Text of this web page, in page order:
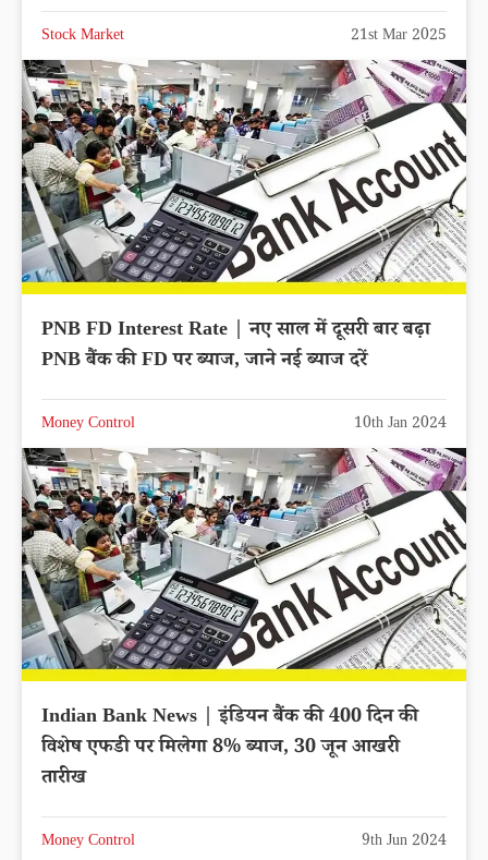
Stock Market 21st Mar 2025
PNB FD Interest Rate | नए साल में दूसरी बार बढ़ा
PNB बैंक की FD पर ब्याज, जाने नई ब्याज दरें
Money Control 10th Jan 2024
Indian Bank News | इंडियन बैंक की 400 दिन की
विशेष एफडी पर मिलेगा 8% ब्याज, 30 जून आखरी
तारीख
Money Control 9th Jun 2024